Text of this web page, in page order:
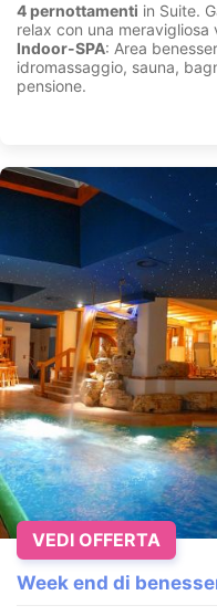
4 pernottamenti in Suite.
relax con una
Indoor-SPA: Area
idromassaggio, sauna,
pensione.
Week end di
VEDI OFFERTA